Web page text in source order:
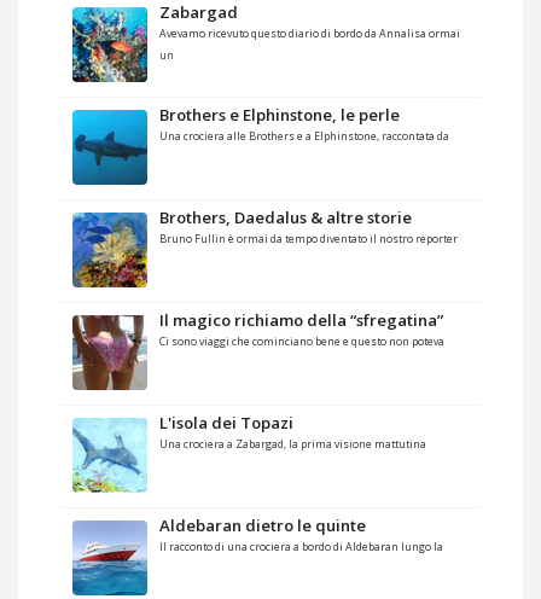
Zabargad
Avevamo ricevuto questo diario di bordo da Annalisa ormai
un
Brothers e Elphinstone, le perle
Una crociera alle Brothers e a Elphinstone, raccontata da
Brothers, Daedalus & altre storie
Bruno Fullin è ormai da tempo diventato il nostro reporter
Il magico richiamo della “sfregatina”
Ci sono viaggi che cominciano bene e questo non poteva
L'isola dei Topazi
Una crociera a Zabargad, la prima visione mattutina
Aldebaran dietro le quinte
Il racconto di una crociera a bordo di Aldebaran lungo la